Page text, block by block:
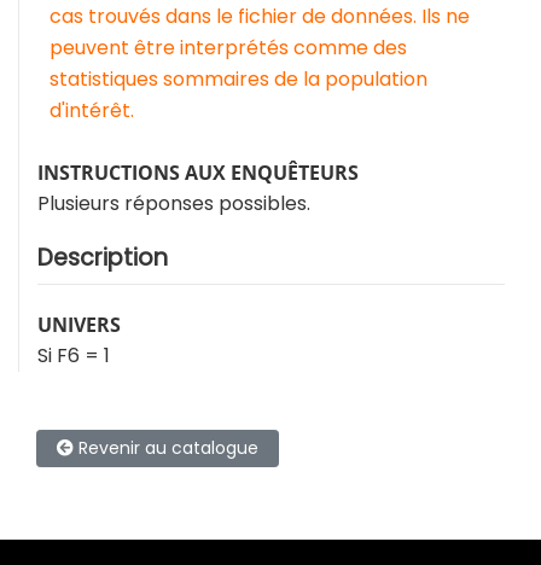
cas trouvés dans le fichier de données. Ils ne
peuvent être interprétés comme des
statistiques sommaires de la population
d'intérêt.
INSTRUCTIONS AUX ENQUÊTEURS
Plusieurs réponses possibles.
Description
UNIVERS
Si F6 = 1
Revenir au catalogue